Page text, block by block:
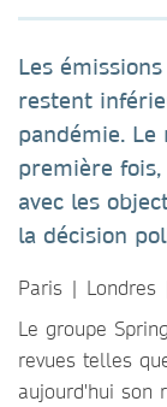
Les
restent
pandémie.
première
avec les
la décision
Paris | Londres
Le groupe
revues telles
aujourd'hui son